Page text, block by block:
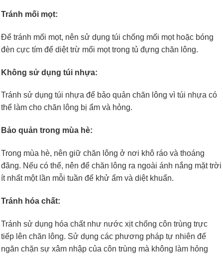
Tránh mối mọt:
Để tránh mối mọt, nên sử dụng túi chống mối mọt hoặc bóng
đèn cực tím để diệt trừ mối mọt trong tủ đựng chăn lông.
Không sử dụng túi nhựa:
Tránh sử dụng túi nhựa để bảo quản chăn lông vì túi nhựa có
thể làm cho chăn lông bị ẩm và hỏng.
Bảo quản trong mùa hè:
Trong mùa hè, nên giữ chăn lông ở nơi khô ráo và thoáng
đãng. Nếu có thể, nên để chăn lông ra ngoài ánh nắng mặt trời
ít nhất một lần mỗi tuần để khử ẩm và diệt khuẩn.
Tránh hóa chất:
Tránh sử dụng hóa chất như nước xịt chống côn trùng trực
tiếp lên chăn lông. Sử dụng các phương pháp tự nhiên để
ngăn chặn sự xâm nhập của côn trùng mà không làm hỏng